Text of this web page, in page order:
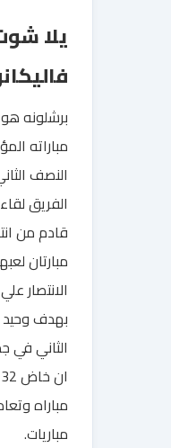
يلا
برشلونه
مباراته
النصف
الفريق
قادم من
مبارتان
الانتصار
بهدف وحيد
مباريات.